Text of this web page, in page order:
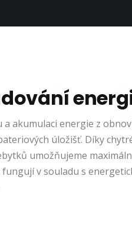
akumulaci energie z
úložišť. Díky
umožňujeme
v souladu s